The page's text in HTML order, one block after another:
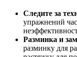
Следите за
упражнений
Разминка и
разминку для